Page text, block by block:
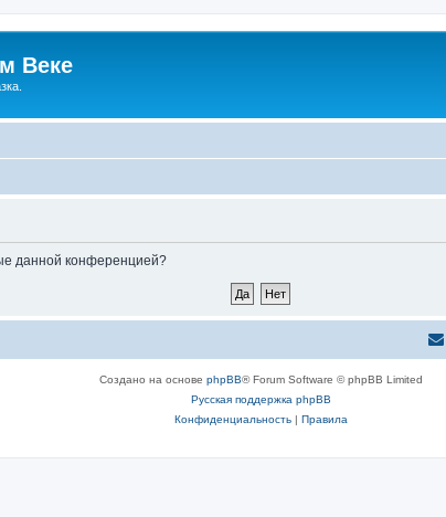
Веке
данной конференцией?
Создано на основе phpBB® Forum Software © phpBB Limited
Русская поддержка phpBB
Конфиденциальность| Правила